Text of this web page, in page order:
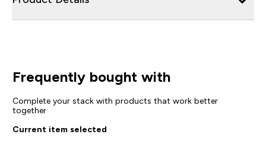
Frequently bought with
Complete your stack with products that work better
together
Current item selected